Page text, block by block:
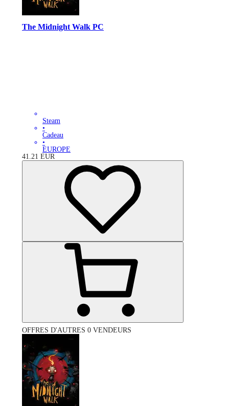
The Midnight Walk PC
Steam
•
Cadeau
•
EUROPE
41.21 EUR
OFFRES D'AUTRES 0 VENDEURS